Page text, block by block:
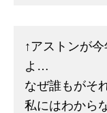
↑アストンが
よ…
なぜ誰もがそ
私にはわから